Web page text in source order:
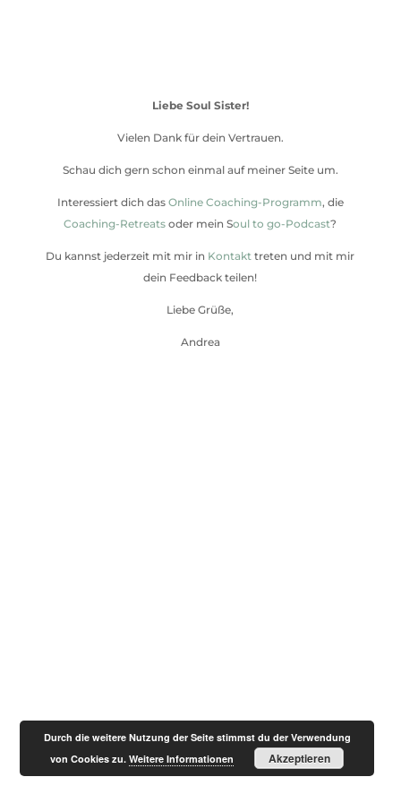
Liebe Soul Sister!
Vielen Dank für dein Vertrauen.
Schau dich gern schon einmal auf meiner Seite um.
Interessiert dich das Online Coaching-Programm, die
Coaching-Retreats oder mein Soul to go-Podcast?
Du kannst jederzeit mit mir in Kontakt treten und mit mir
dein Feedback teilen!
Liebe Grüße,
Andrea
Durch die weitere Nutzung der Seite stimmst du der Verwendung
von Cookies zu.Weitere Informationen Akzeptieren